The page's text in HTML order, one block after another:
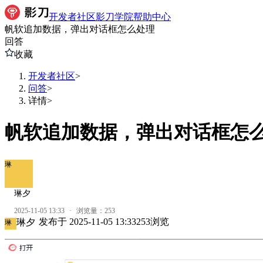
开发者社区影刀学院帮助中心
帆软追加数据，弹出对话框怎么处理
回答
收藏
开发者社区>
问答>
详情>
帆软追加数据，弹出对话框怎
琳
琳夕
2025-11-05 13:33 · 浏览量： 253
琳 琳夕 发布于 2025-11-05 13:33253浏览